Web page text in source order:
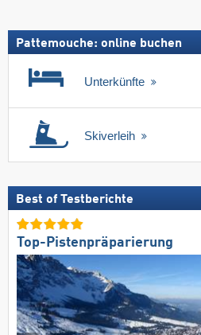
Pattemouche: online buchen
Unterkünfte
Skiverleih
Best of Testberichte
Top-Pistenpräparierung